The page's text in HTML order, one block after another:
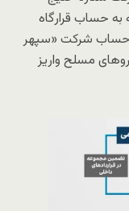
حساب قرارگاه
حساب شرکت «سپهر
مسلح واریز